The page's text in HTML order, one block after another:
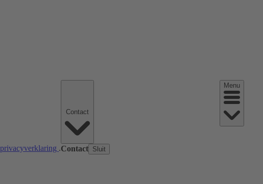
privacyverklaring .Contact Sluit
Menu